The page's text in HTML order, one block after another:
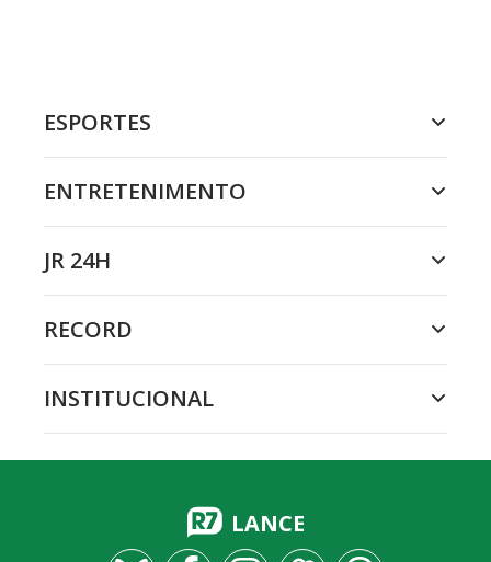
ESPORTES
ENTRETENIMENTO
JR 24H
RECORD
INSTITUCIONAL
LANCE